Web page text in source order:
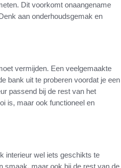
Dit voorkomt onaangename
aan onderhoudsgemak en
vermijden. Een veelgemaakte
bank uit te proberen voordat je een
passend bij de rest van het
is, maar ook functioneel en
interieur wel iets geschikts te
smaak, maar ook bij de rest van de